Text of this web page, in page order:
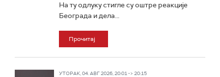
На ту одлуку стигле су оштре реакције
Београда и дела...
Прочитај
УТОРАК, 04. АВГ 2026, 20:01 -> 20:15